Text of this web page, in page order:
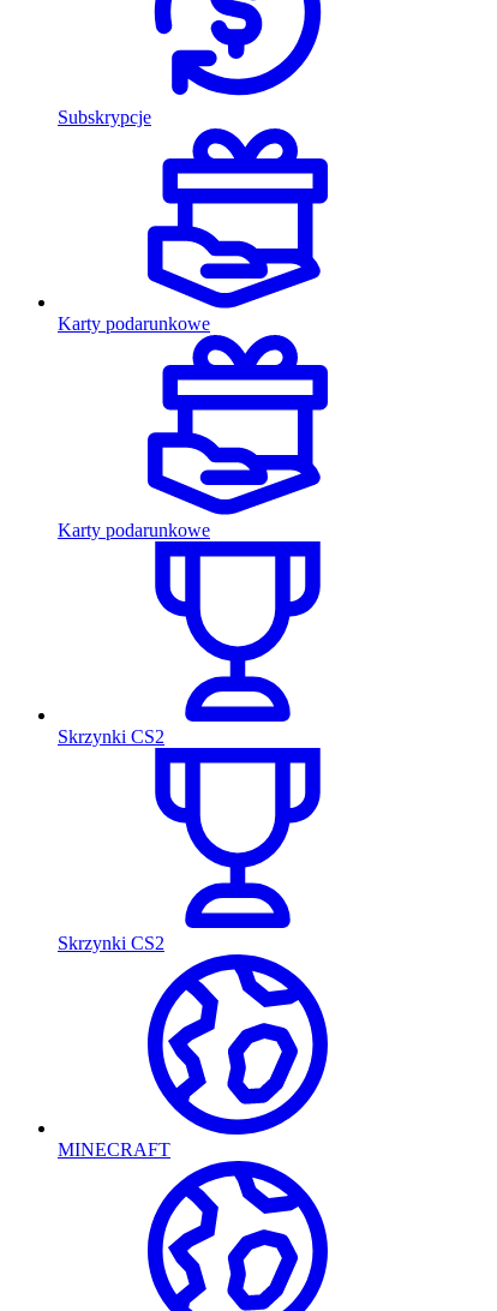
Subskrypcje
Karty podarunkowe
Karty podarunkowe
Skrzynki CS2
Skrzynki CS2
MINECRAFT